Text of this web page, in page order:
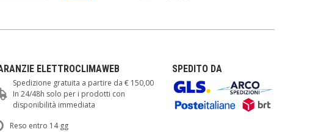
ELETTROCLIMAWEB
Spedizione gratuita a partire da € 150,00
In 24/48h solo per i prodotti con
disponibilità immediata
Reso entro 14 gg
SPEDITO DA